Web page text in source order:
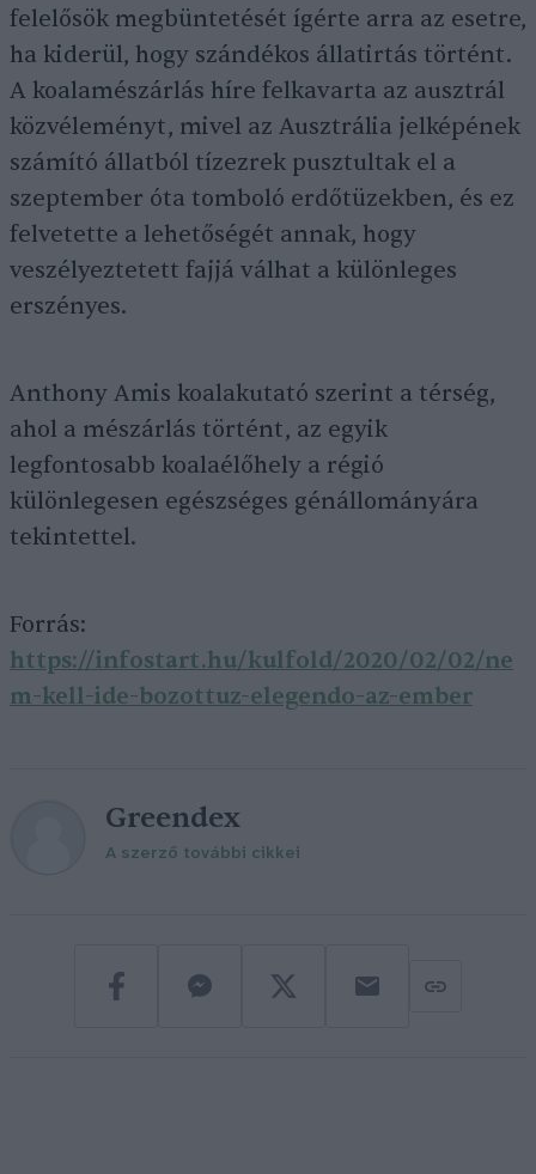
felelősök megbüntetését ígérte arra az esetre,
ha kiderül, hogy szándékos állatirtás történt.
A koalamészárlás híre felkavarta az ausztrál
közvéleményt, mivel az Ausztrália jelképének
számító állatból tízezrek pusztultak el a
szeptember óta tomboló erdőtüzekben, és ez
felvetette a lehetőségét annak, hogy
veszélyeztetett fajjá válhat a különleges
erszényes.
Anthony Amis koalakutató szerint a térség,
ahol a mészárlás történt, az egyik
legfontosabb koalaélőhely a régió
különlegesen egészséges génállományára
tekintettel.
Forrás:
https://infostart.hu/kulfold/2020/02/02/ne
m-kell-ide-bozottuz-elegendo-az-ember
Greendex
A szerző további cikkei